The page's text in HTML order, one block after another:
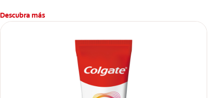
Descubra más